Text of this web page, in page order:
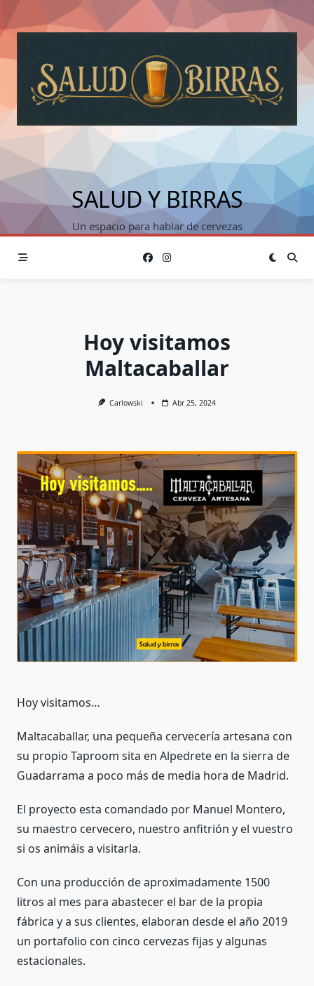
contenido
SALUD Y BIRRAS
Un espacio para hablar de cervezas
Hoy visitamos
Maltacaballar
Carlowski Abr 25, 2024
Hoy visitamos…
Maltacaballar, una pequeña cervecería artesana con
su propio Taproom sita en Alpedrete en la sierra de
Guadarrama a poco más de media hora de Madrid.
El proyecto esta comandado por Manuel Montero,
su maestro cervecero, nuestro anfitrión y el vuestro
si os animáis a visitarla.
Con una producción de aproximadamente 1500
litros al mes para abastecer el bar de la propia
fábrica y a sus clientes, elaboran desde el año 2019
un portafolio con cinco cervezas fijas y algunas
estacionales.